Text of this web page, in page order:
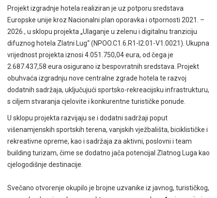
Projekt izgradnje hotela realiziran je uz potporu sredstava
Europske unije kroz Nacionalni plan oporavka i otpornosti 2021. –
2026., u sklopu projekta „Ulaganje u zelenu i digitalnu tranziciju
difuznog hotela Zlatni Lug“ (NPOO.C1.6.R1-I2.01-V1.0021). Ukupna
vrijednost projekta iznosi 4.051.750,04 eura, od čega je
2.687.437,58 eura osigurano iz bespovratnih sredstava. Projekt
obuhvaća izgradnju nove centralne zgrade hotela te razvoj
dodatnih sadržaja, uključujući sportsko-rekreacijsku infrastrukturu,
s ciljem stvaranja cjelovite i konkurentne turističke ponude.
U sklopu projekta razvijaju se i dodatni sadržaji poput
višenamjenskih sportskih terena, vanjskih vježbališta, biciklističke i
rekreativne opreme, kao i sadržaja za aktivni, poslovni i team
building turizam, čime se dodatno jača potencijal Zlatnog Luga kao
cjelogodišnje destinacije.
Svečano otvorenje okupilo je brojne uzvanike iz javnog, turističkog,